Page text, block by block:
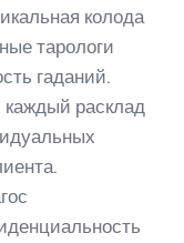
колода
тарологи
гаданий.
каждый расклад